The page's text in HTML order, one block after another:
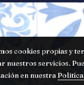
cookies propias y
nuestros servicios.
en nuestra